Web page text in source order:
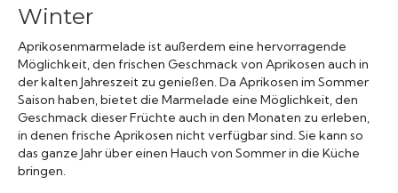
Winter
Aprikosenmarmelade ist außerdem eine hervorragende
Möglichkeit, den frischen Geschmack von Aprikosen auch in
der kalten Jahreszeit zu genießen. Da Aprikosen im Sommer
Saison haben, bietet die Marmelade eine Möglichkeit, den
Geschmack dieser Früchte auch in den Monaten zu erleben,
in denen frische Aprikosen nicht verfügbar sind. Sie kann so
das ganze Jahr über einen Hauch von Sommer in die Küche
bringen.